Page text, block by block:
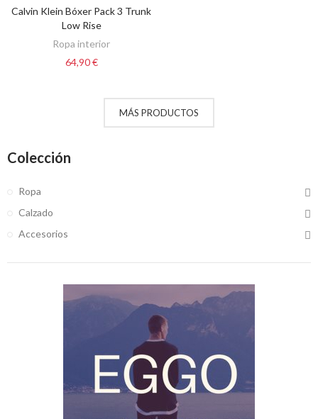
VER OPCIONES
Calvin Klein Bóxer Pack 3 Trunk
Low Rise
Ropa interior
64,90 €
MÁS PRODUCTOS
Colección
Ropa
Calzado
Accesorios